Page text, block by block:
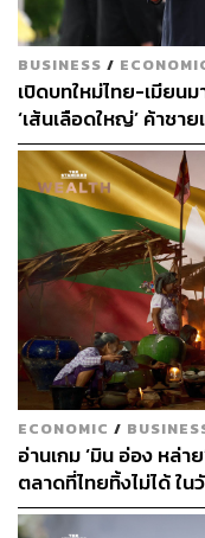
นอกจากนี้บริษัทฯ ยังใ
ยั่งยืนตลอดการทำงาน
กิจกรรมพัฒนาความรู้
สุขภาพ ความมั่งคั่ง ทั
ให้กับพนักงานอย่างต่
2. พาร์ตเนอร์
ปรึกษาประกันชี
หลากหลายธุรกิจ
ลูกค้าทุกกลุ่มได้
Insurance) พร้
งบริษัทฯ อย่างต่
ลูกค้าผ่านแอปพ
ระบบกระบวนก
เชี่ยวชาญและม
BUSINESS /
เปิดบทใหม่ไทย-เมียน
‘เส้นเลือดใหญ่’ ค้าชา
ECONOMIC /
อ่านเกม ‘มิน อ่อง หล่า
ตลาดที่ไทยทิ้งไม่ได้ ใ